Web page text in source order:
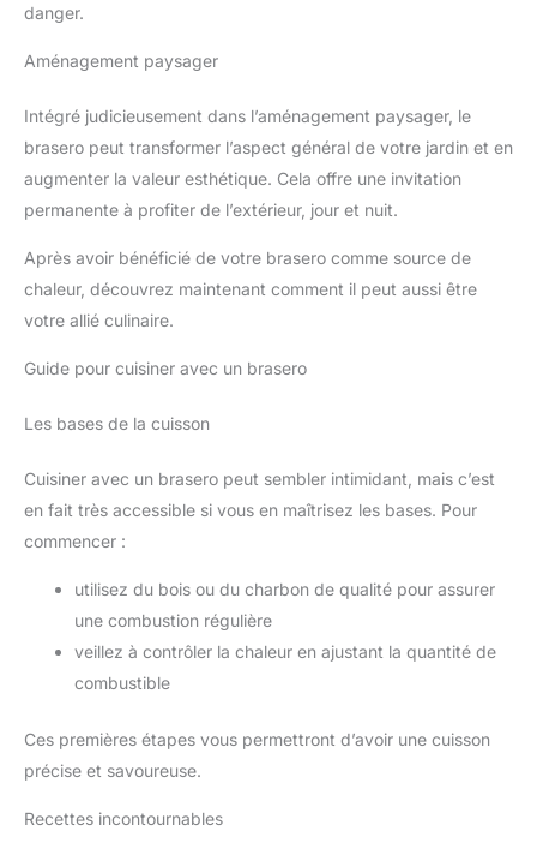
danger.
Aménagement paysager
Intégré judicieusement dans l’aménagement paysager, le
brasero peut transformer l’aspect général de votre jardin et en
augmenter la valeur esthétique. Cela offre une invitation
permanente à profiter de l’extérieur, jour et nuit.
Après avoir bénéficié de votre brasero comme source de
chaleur, découvrez maintenant comment il peut aussi être
votre allié culinaire.
Guide pour cuisiner avec un brasero
Les bases de la cuisson
Cuisiner avec un brasero peut sembler intimidant, mais c’est
en fait très accessible si vous en maîtrisez les bases. Pour
commencer :
utilisez du bois ou du charbon de qualité pour assurer
une combustion régulière
veillez à contrôler la chaleur en ajustant la quantité de
combustible
Ces premières étapes vous permettront d’avoir une cuisson
précise et savoureuse.
Recettes incontournables